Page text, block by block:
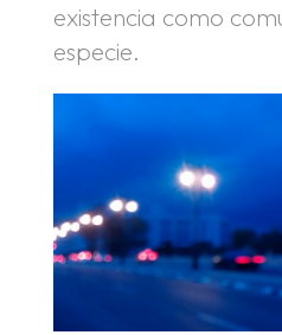
existencia como
especie.